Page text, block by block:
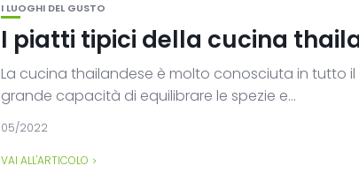
I LUOGHI DEL GUSTO
I piatti tipici della cucina
La cucina thailandese è molto conosciuta in tutto
grande capacità di equilibrare le spezie e...
05/2022
VAI ALL'ARTICOLO